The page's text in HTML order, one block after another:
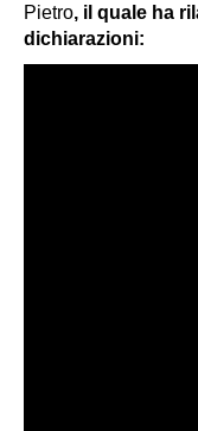
Pietro, il quale ha
dichiarazioni: